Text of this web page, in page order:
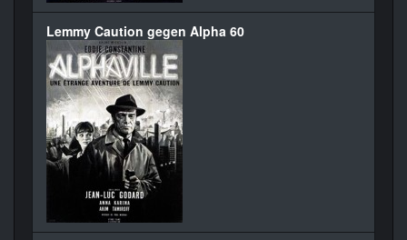
Lemmy Caution gegen Alpha 60